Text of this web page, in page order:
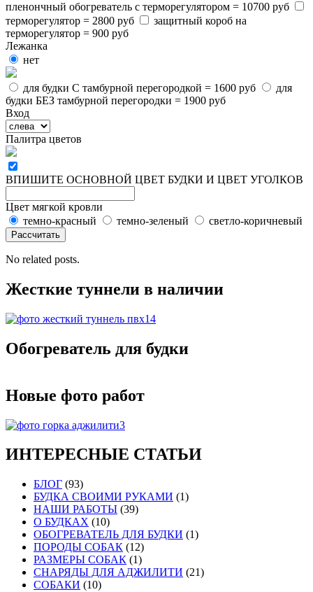
пленончный обогреватель с терморегулятором = 10700 руб
терморегулятор = 2800 руб
защитный короб на
терморегулятор = 900 руб
Лежанка
нет
для будки С тамбурной перегородкой = 1600 руб
для
будки БЕЗ тамбурной перегородки = 1900 руб
Вход
Палитра цветов
ВПИШИТЕ ОСНОВНОЙ ЦВЕТ БУДКИ И ЦВЕТ УГОЛКОВ
Цвет мягкой кровли
темно-красный
темно-зеленый светло-коричневый
No related posts.
Жесткие туннели в наличии
Обогреватель для будки
Новые фото работ
ИНТЕРЕСНЫЕ СТАТЬИ
БЛОГ (93)
БУДКА СВОИМИ РУКАМИ (1)
НАШИ РАБОТЫ (39)
О БУДКАХ (10)
ОБОГРЕВАТЕЛЬ ДЛЯ БУДКИ (1)
ПОРОДЫ СОБАК (12)
РАЗМЕРЫ СОБАК (1)
СНАРЯДЫ ДЛЯ АДЖИЛИТИ (21)
СОБАКИ (10)